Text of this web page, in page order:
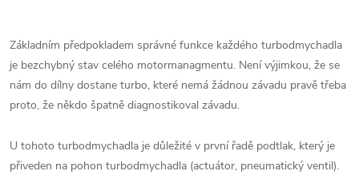
Základním předpokladem správné funkce každého turbodmychadla
je bezchybný stav celého motormanagmentu. Není výjimkou, že se
nám do dílny dostane turbo, které nemá žádnou závadu pravě třeba
proto, že někdo špatně diagnostikoval závadu.
U tohoto turbodmychadla je důležité v první řadě podtlak, který je
přiveden na pohon turbodmychadla (actuátor, pneumatický ventil).